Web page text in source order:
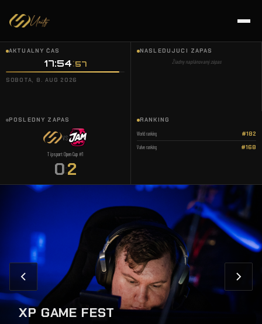
AKTUÁLNY ČAS
17:54 58
SOBOTA, 8. AUG 2026
NASLEDUJÚCI ZÁPAS
Žiadny naplánovaný zápas
POSLEDNÝ ZÁPAS
VS
Tipsport Open Cup #1
0:2
RANKING
World ranking #182
Valve ranking #168
XP GAME FEST